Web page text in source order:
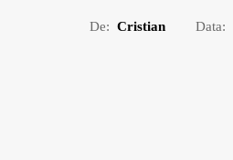
De: Cristian Data: